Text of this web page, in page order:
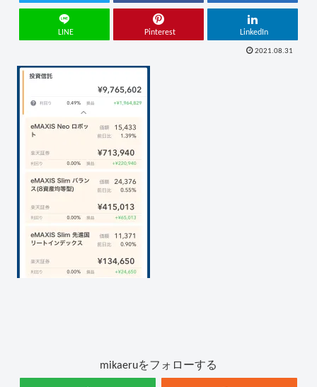
LINE Pinterest LinkedIn
2021.08.31
mikaeruをフォローする